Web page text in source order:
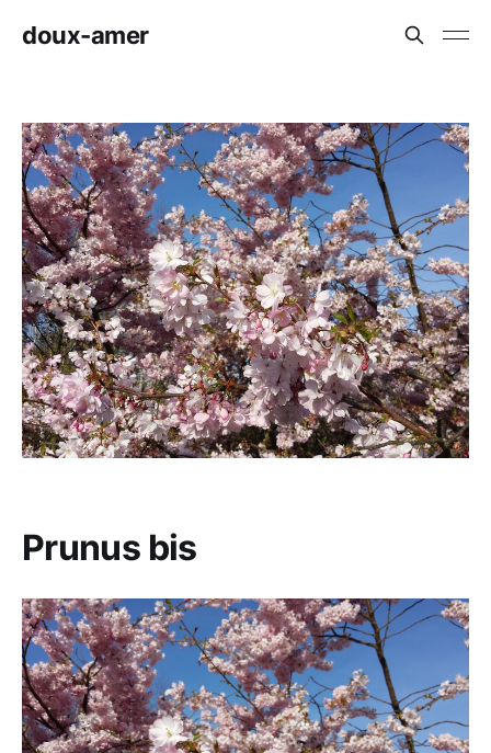
doux-amer
Prunus bis